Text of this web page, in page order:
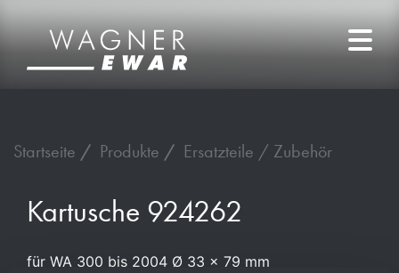
Startseite Produkte Ersatzteile / Zubehör
Kartusche 924262
für WA 300 bis 2004 Ø 33 x 79 mm